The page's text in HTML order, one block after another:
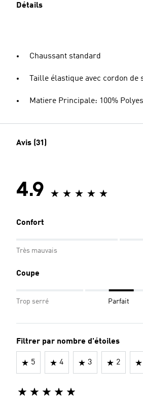
Détails
Chaussant standard
Taille élastique avec cordon de
Matiere Principale: 100%
Avis (31)
4.9
Confort
Très mauvais
Coupe
Trop serré Parfait
Filtrer par nombre d'étoiles
5 4 3 2